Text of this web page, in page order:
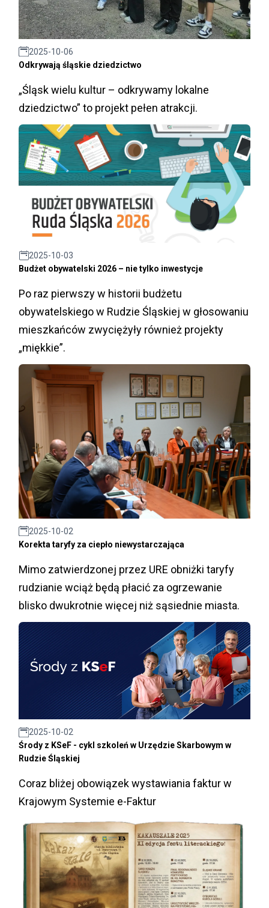
2025-10-06
Odkrywają śląskie dziedzictwo
„Śląsk wielu kultur – odkrywamy lokalne
dziedzictwo” to projekt pełen atrakcji.
2025-10-03
Budżet obywatelski 2026 – nie tylko inwestycje
Po raz pierwszy w historii budżetu
obywatelskiego w Rudzie Śląskiej w głosowaniu
mieszkańców zwyciężyły również projekty
„miękkie”.
2025-10-02
Korekta taryfy za ciepło niewystarczająca
Mimo zatwierdzonej przez URE obniżki taryfy
rudzianie wciąż będą płacić za ogrzewanie
blisko dwukrotnie więcej niż sąsiednie miasta.
2025-10-02
Środy z KSeF - cykl szkoleń w Urzędzie Skarbowym w
Rudzie Śląskiej
Coraz bliżej obowiązek wystawiania faktur w
Krajowym Systemie e-Faktur